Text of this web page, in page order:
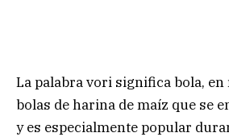
La palabra vori significa bola, en
bolas de harina de maíz que se
y es especialmente popular